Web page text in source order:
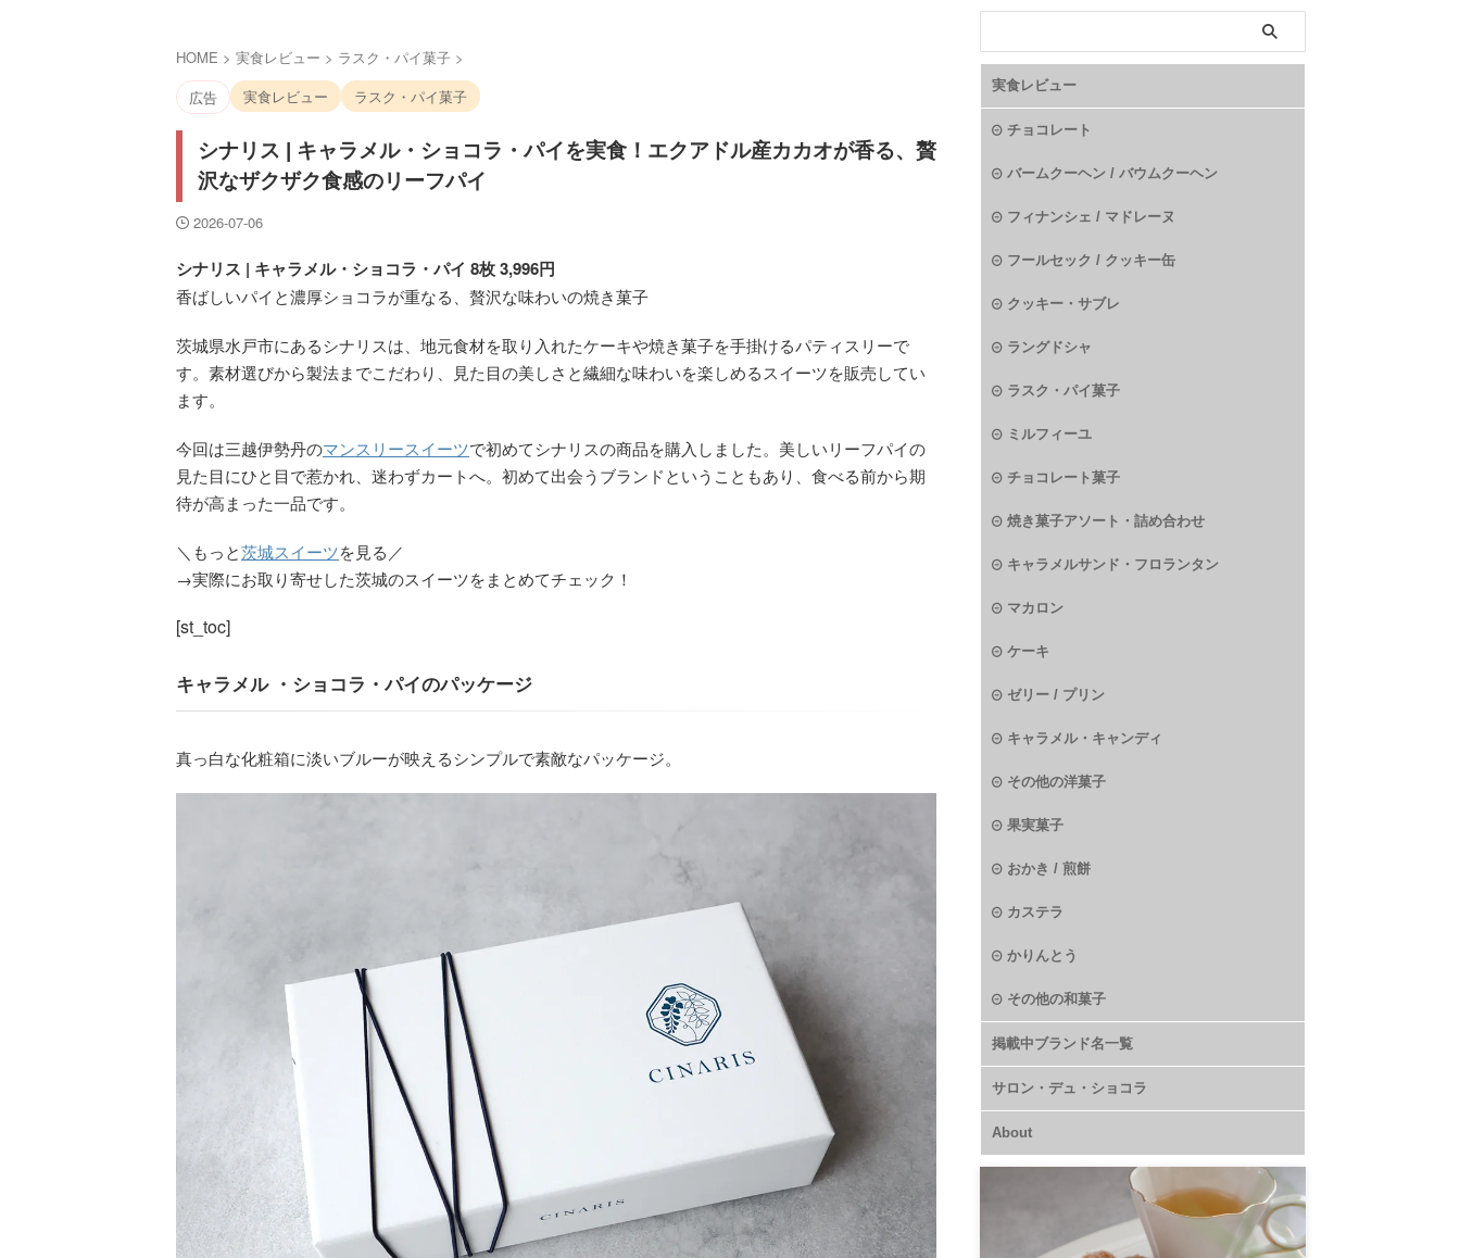
HOME > 実食レビュー > ラスク・パイ菓子 >
広告
実食レビュー ラスク・パイ菓子
シナリス | キャラメル・ショコラ・パイを実食！エクアドル産カカオが香る、贅
沢なザクザク食感のリーフパイ
2026-07-06
シナリス | キャラメル・ショコラ・パイ 8枚 3,996円
香ばしいパイと濃厚ショコラが重なる、贅沢な味わいの焼き菓子
茨城県水戸市にあるシナリスは、地元食材を取り入れたケーキや焼き菓子を手掛けるパティスリーで
す。素材選びから製法までこだわり、見た目の美しさと繊細な味わいを楽しめるスイーツを販売してい
ます。
今回は三越伊勢丹のマンスリースイーツで初めてシナリスの商品を購入しました。美しいリーフパイの
見た目にひと目で惹かれ、迷わずカートへ。初めて出会うブランドということもあり、食べる前から期
待が高まった一品です。
＼もっと茨城スイーツを見る／
→実際にお取り寄せした茨城のスイーツをまとめてチェック！
[st_toc]
キャラメル ・ショコラ・パイのパッケージ
真っ白な化粧箱に淡いブルーが映えるシンプルで素敵なパッケージ。
実食レビュー
チョコレート
バームクーヘン / バウムクーヘン
フィナンシェ / マドレーヌ
フールセック / クッキー缶
クッキー・サブレ
ラングドシャ
ラスク・パイ菓子
ミルフィーユ
チョコレート菓子
焼き菓子アソート・詰め合わせ
キャラメルサンド・フロランタン
マカロン
ケーキ
ゼリー / プリン
キャラメル・キャンディ
その他の洋菓子
果実菓子
おかき / 煎餅
カステラ
かりんとう
その他の和菓子
掲載中ブランド名一覧
サロン・デュ・ショコラ
About